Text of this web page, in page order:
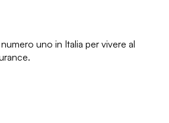
uno in Italia per vivere al